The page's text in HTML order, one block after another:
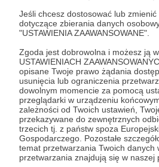
Jeśli chcesz dostosować lub
dotyczące zbierania danych
"USTAWIENIA ZAAWANSOWANE".
Zgoda jest dobrowolna i możesz ją
USTAWIENIACH
opisane Twoje prawo żądania
usunięcia lub ograniczenia
dowolnym momencie za pomocą
przeglądarki w urządzeniu
zależności od Twoich ustawień,
przekazywane do zewnętrznych
trzecich tj. z państw spoza
Gospodarczego. Pozostałe
temat przetwarzania Twoich danych
przetwarzania znajdują się w naszej
Zobacz profil
Zobacz również